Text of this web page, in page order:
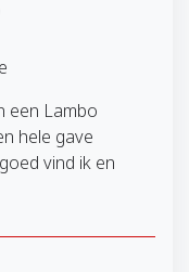
een Lambo
hele gave
vind ik en